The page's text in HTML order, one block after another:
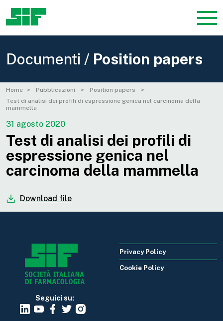
Documenti / Position papers
Home Pubblicazioni
Position papers
Test di analisi dei profili di espressione genica nel carcinoma della
mammella
31 agosto 2020
Test di analisi dei profili di
espressione genica nel
carcinoma della mammella
Download file
Seguici su:
Privacy Policy
Cookie Policy